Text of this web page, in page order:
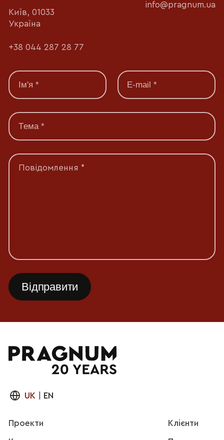
Київ, 01033
Україна
+38 044 287 28 77
info@pragnum.ua
Повідомлення *
UK EN
Проекти Клієнти